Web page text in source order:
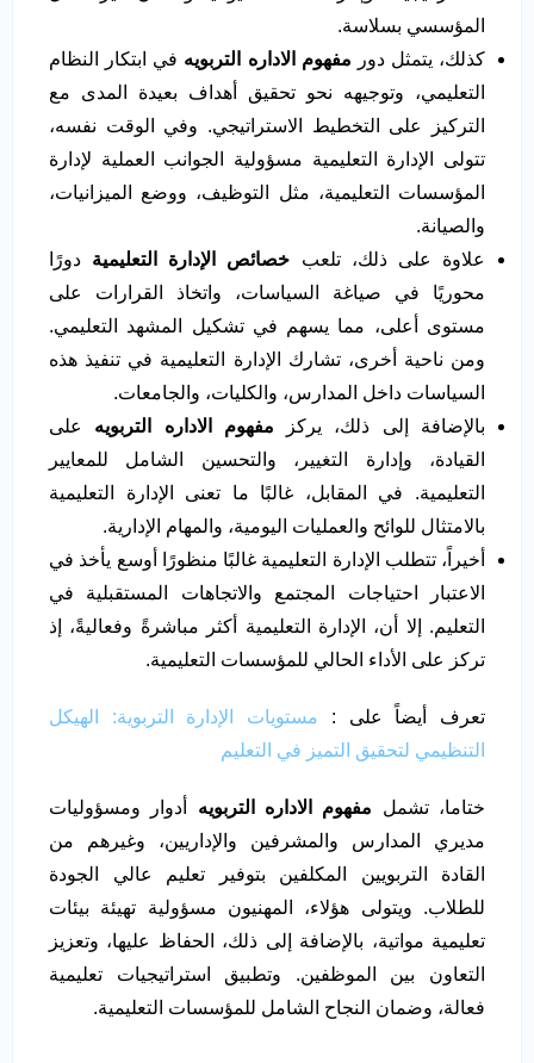
المؤسسي بسلاسة.
كذلك، يتمثل دور مفهوم الاداره التربويه في ابتكار النظام
التعليمي، وتوجيهه نحو تحقيق أهداف بعيدة المدى مع
التركيز على التخطيط الاستراتيجي. وفي الوقت نفسه،
تتولى الإدارة التعليمية مسؤولية الجوانب العملية لإدارة
المؤسسات التعليمية، مثل التوظيف، ووضع الميزانيات،
والصيانة.
علاوة على ذلك، تلعب خصائص الإدارة التعليمية دورًا
محوريًا في صياغة السياسات، واتخاذ القرارات على
مستوى أعلى، مما يسهم في تشكيل المشهد التعليمي.
ومن ناحية أخرى، تشارك الإدارة التعليمية في تنفيذ هذه
السياسات داخل المدارس، والكليات، والجامعات.
بالإضافة إلى ذلك، يركز مفهوم الاداره التربويه
على
القيادة، وإدارة التغيير، والتحسين الشامل للمعايير
التعليمية. في المقابل، غالبًا ما تعنى الإدارة التعليمية
بالامتثال للوائح والعمليات اليومية، والمهام الإدارية.
أخيراً، تتطلب الإدارة التعليمية غالبًا منظورًا أوسع يأخذ في
الاعتبار احتياجات المجتمع والاتجاهات المستقبلية في
التعليم. إلا أن، الإدارة التعليمية أكثر مباشرةً وفعاليةً، إذ
تركز على الأداء الحالي للمؤسسات التعليمية.
تعرف أيضاً على : مستويات الإدارة التربوية: الهيكل
التنظيمي لتحقيق التميز في التعليم
ختاما، تشمل مفهوم الاداره التربويه
أدوار ومسؤوليات
مديري المدارس والمشرفين والإداريين، وغيرهم من
القادة التربويين المكلفين بتوفير تعليم عالي الجودة
للطلاب. ويتولى هؤلاء، المهنيون مسؤولية تهيئة بيئات
تعليمية مواتية، بالإضافة إلى ذلك، الحفاظ عليها، وتعزيز
التعاون بين الموظفين. وتطبيق استراتيجيات تعليمية
فعالة، وضمان النجاح الشامل للمؤسسات التعليمية.